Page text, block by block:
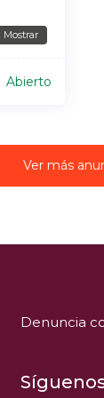
Mostrar
Abierto
Ver más
Denuncia